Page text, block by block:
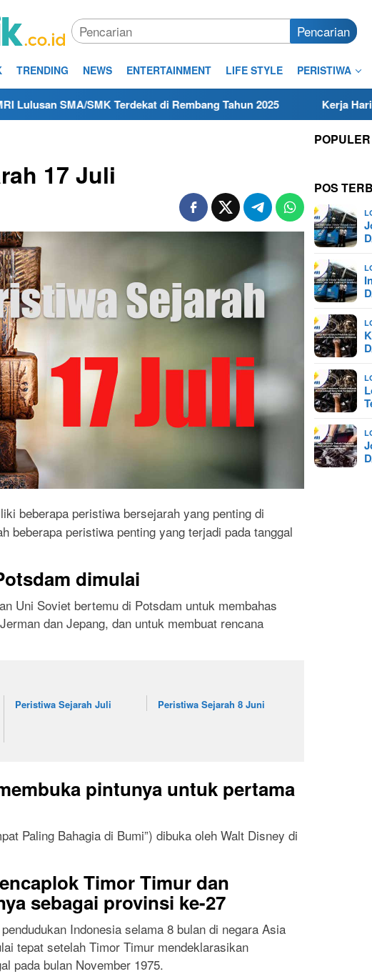
Pencarian
TRENDING NEWS ENTERTAINMENT LIFE STYLE PERISTIWA
Terdekat di Rembang Tahun 2025 Kerja Hari Ini Teknisi/
17 Juli
beberapa peristiwa bersejarah yang penting di
beberapa peristiwa penting yang terjadi pada tanggal
dimulai
Uni Soviet bertemu di Potsdam untuk membahas
dan Jepang, dan untuk membuat rencana
Peristiwa Sejarah Juli Peristiwa Sejarah 8 Juni
pintunya untuk pertama
Paling Bahagia di Bumi”) dibuka oleh Walt Disney di
Timor Timur dan
sebagai provinsi ke-27
Indonesia selama 8 bulan di negara Asia
tepat setelah Timor Timur mendeklarasikan
pada bulan November 1975.
POS